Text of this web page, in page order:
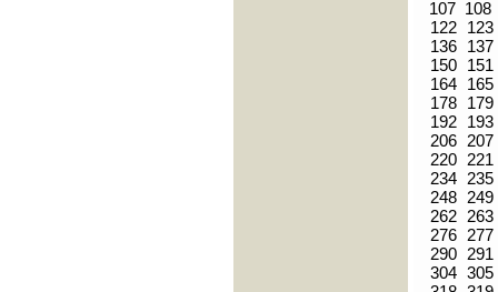
107 108
122
123
136
137
150
151
164
165
178
179
192
193
206 207
220
221
234
235
248
249
262
263
276
277
290
291
304 305